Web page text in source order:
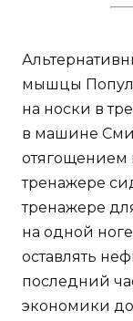
мышцы
на носки в
в машине
отягощением
тренажере
тренажере
на одной
оставлять
последний
экономики